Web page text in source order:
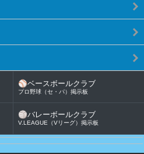
⚾ベースボールクラブ
プロ野球（セ・パ）掲示板
🏐バレーボールクラブ
V.LEAGUE（Vリーグ）掲示板